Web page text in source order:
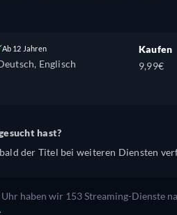
Ab 12 Jahren
Englisch
Kaufen
9,99€
hast?
der Titel bei weiteren Diensten
haben wir 153 Streaming-Dienste